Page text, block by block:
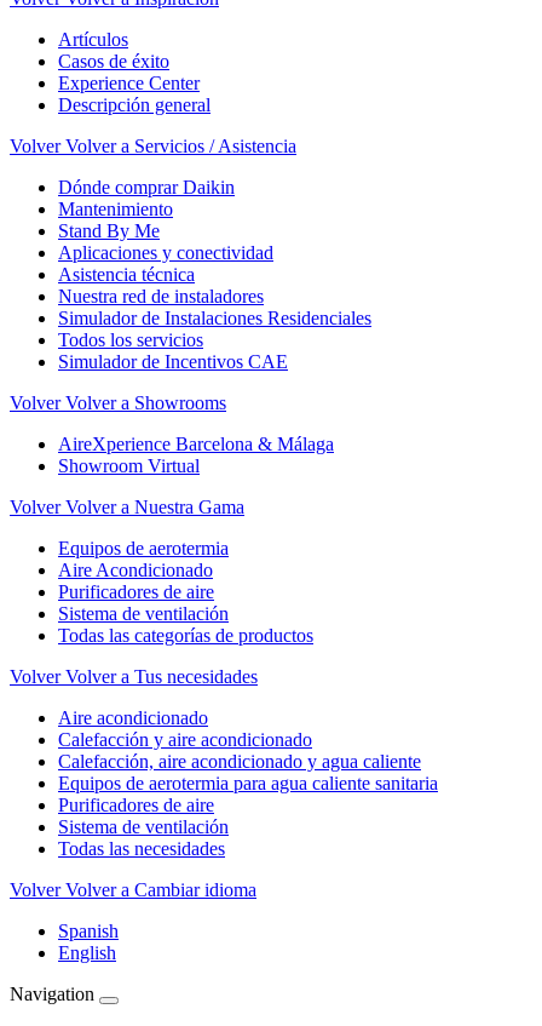
Artículos
Casos de éxito
Experience Center
Descripción general
Volver Volver a Servicios / Asistencia
Dónde comprar Daikin
Mantenimiento
Stand By Me
Aplicaciones y conectividad
Asistencia técnica
Nuestra red de instaladores
Simulador de Instalaciones Residenciales
Todos los servicios
Simulador de Incentivos CAE
Volver Volver a Showrooms
AireXperience Barcelona & Málaga
Showroom Virtual
Volver Volver a Nuestra Gama
Equipos de aerotermia
Aire Acondicionado
Purificadores de aire
Sistema de ventilación
Todas las categorías de productos
Volver Volver a Tus necesidades
Aire acondicionado
Calefacción y aire acondicionado
Calefacción, aire acondicionado y agua caliente
Equipos de aerotermia para agua caliente sanitaria
Purificadores de aire
Sistema de ventilación
Todas las necesidades
Volver Volver a Cambiar idioma
Spanish
English
Navigation